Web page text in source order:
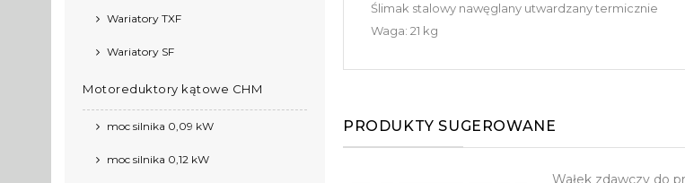
Wariatory TXF
Wariatory SF
Motoreduktory kątowe CHM
moc silnika 0,09 kW
moc silnika 0,12 kW
Ślimak stalowy nawęglany utwardzany termicznie
Waga: 21 kg
PRODUKTY SUGEROWANE
Wałek zdawczy do